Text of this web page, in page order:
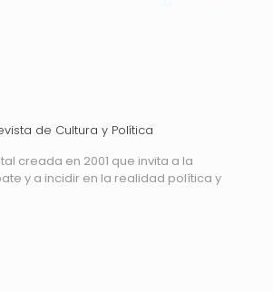
de Cultura y Política
creada en 2001 que invita a la
y a incidir en la realidad política y